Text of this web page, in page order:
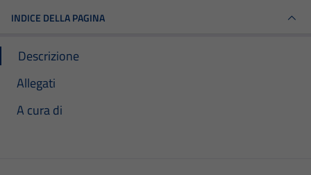
INDICE DELLA PAGINA
Descrizione
Allegati
A cura di